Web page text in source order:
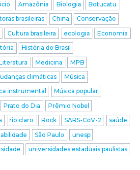
Amazônia Biologia
Botucatu
brasileiras China
Conservação
Cultura brasileira ecologia
Economia
História do Brasil
Medicina
MPB
climáticas
Música
instrumental
Música popular
Prato do Dia
Prêmio Nobel
rio claro Rock SARS-CoV-2
saúde
São Paulo
unesp
universidades estaduais paulistas